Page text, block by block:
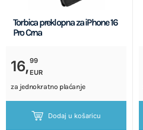
Torbica preklopna za iPhone 16
Pro Crna
16,99
EUR
za jednokratno plaćanje
Dodaj u košaricu